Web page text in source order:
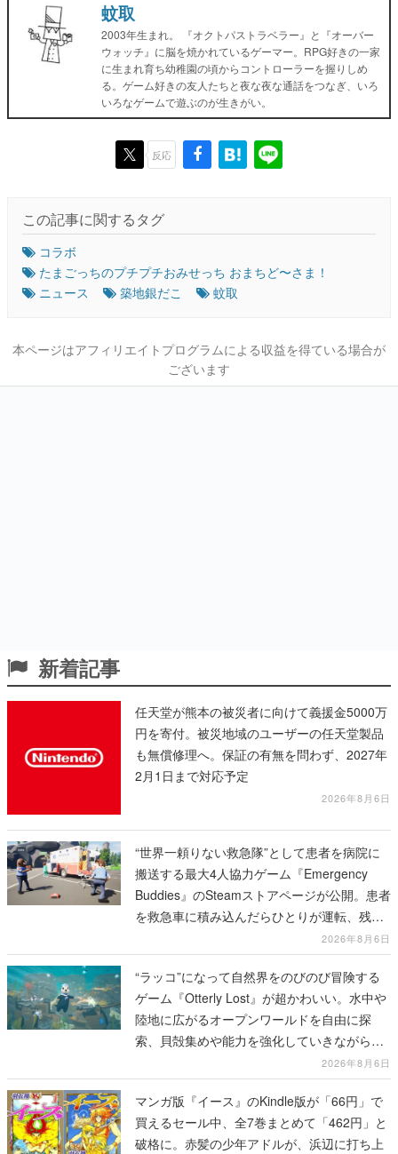
蚊取
2003年生まれ。 『オクトパストラベラー』と『オーバー
ウォッチ』に脳を焼かれているゲーマー。RPG好きの一家
に生まれ育ち幼稚園の頃からコントローラーを握りしめ
る。ゲーム好きの友人たちと夜な夜な通話をつなぎ、いろ
いろなゲームで遊ぶのが生きがい。
反応
この記事に関するタグ
コラボ
たまごっちのプチプチおみせっち おまちど〜さま！
ニュース
築地銀だこ 蚊取
本ページはアフィリエイトプログラムによる収益を得ている場合が
ございます
新着記事
任天堂が熊本の被災者に向けて義援金5000万
円を寄付。被災地域のユーザーの任天堂製品
も無償修理へ。保証の有無を問わず、2027年
2月1日まで対応予定
2026年8月6日
“世界一頼りない救急隊”として患者を病院に
搬送する最大4人協力ゲーム『Emergency
Buddies』のSteamストアページが公開。患者
を救急車に積み込んだらひとりが運転、残り
2026年8月6日
“ラッコ”になって自然界をのびのび冒険する
ゲーム『Otterly Lost』が超かわいい。水中や
陸地に広がるオープンワールドを自由に探
索、貝殻集めや能力を強化していきながら、
2026年8月6日
マンガ版『イース』のKindle版が「66円」で
買えるセール中、全7巻まとめて「462円」と
破格に。赤髪の少年アドルが、浜辺に打ち上